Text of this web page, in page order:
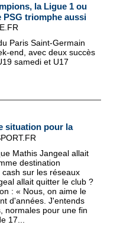
la Ligue 1 ou
PSG triomphe aussi
Paris Saint-Germain
end, avec deux succès
samedi et U17
situation pour la
Mathis Jangeal allait
destination
sur les réseaux
allait quitter le club ?
: « Nous, on aime le
d'années. J'entends
normales pour une fin
17...